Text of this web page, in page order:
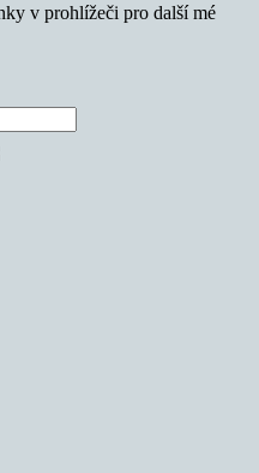
v prohlížeči pro další mé